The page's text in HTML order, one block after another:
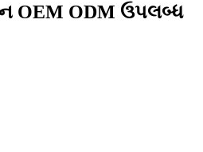
OEM ODM ઉપલબ્ધ